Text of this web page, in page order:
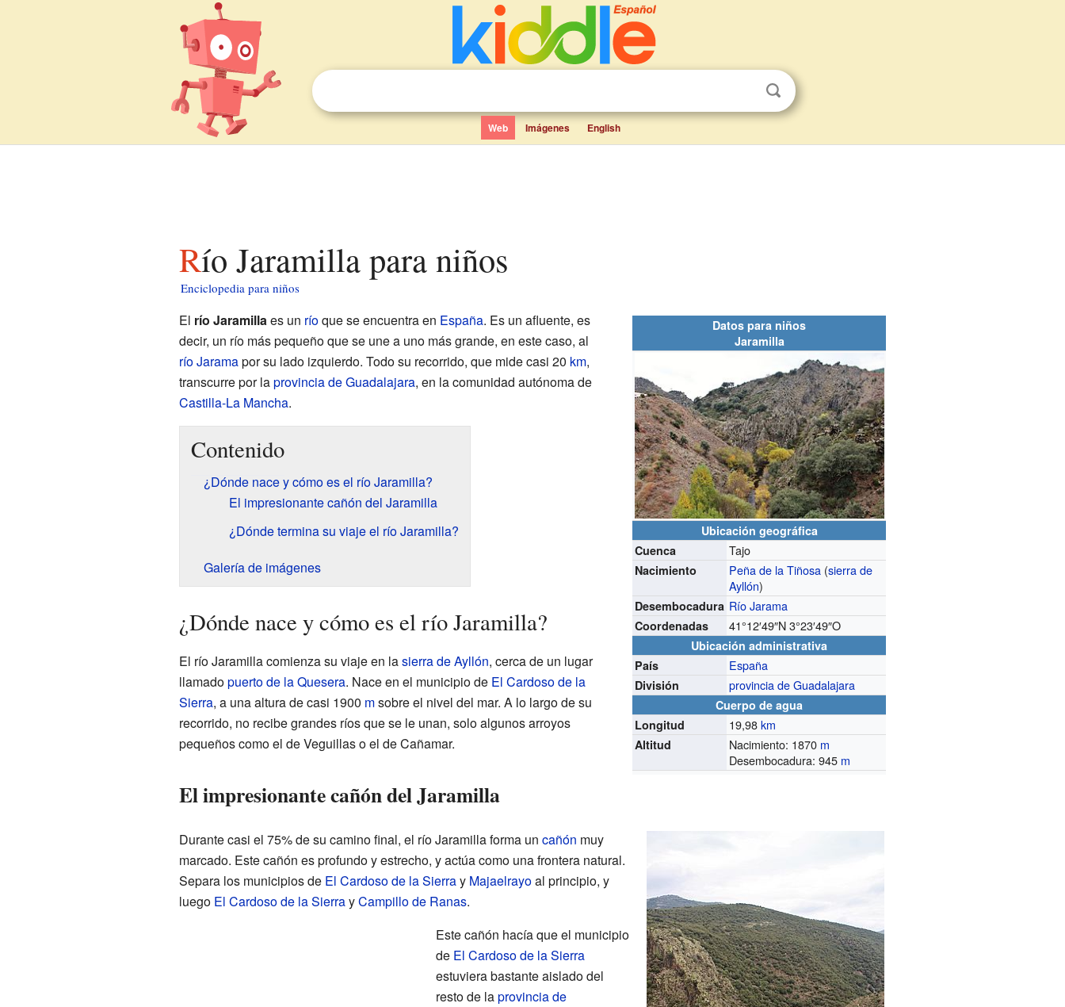
Web Imágenes English
Río Jaramilla para niños
Enciclopedia para niños
Datos para niños
Jaramilla
Ubicación geográfica
Cuenca
Tajo
Nacimiento Peña de la Tiñosa (sierra de
Ayllón)
Desembocadura Río Jarama
Coordenadas 41°12′49″N 3°23′49″O
Ubicación administrativa
País
España
División provincia de Guadalajara
Cuerpo de agua
Longitud
19,98km
Altitud Nacimiento: 1870 m
Desembocadura: 945 m
El río Jaramillaes un ríoque se encuentra en España. Es un afluente, es
decir, un río más pequeño que se une a uno más grande, en este caso, al
río Jaramapor su lado izquierdo. Todo su recorrido, que mide casi 20 km,
transcurre por laprovincia de Guadalajara, en la comunidad autónoma de
Castilla-La Mancha.
Contenido
¿Dónde nace y cómo es el río Jaramilla?
El impresionante cañón del Jaramilla
¿Dónde termina su viaje el río Jaramilla?
Galería de imágenes
¿Dónde nace y cómo es el río Jaramilla?
El río Jaramilla comienza su viaje en lasierra de Ayllón, cerca de un lugar
llamadopuerto de la Quesera. Nace en el municipio de El Cardoso de la
Sierra, a una altura de casi 1900 msobre el nivel del mar. A lo largo de su
recorrido, no recibe grandes ríos que se le unan, solo algunos arroyos
pequeños como el de Veguillas o el de Cañamar.
El impresionante cañón del Jaramilla
Durante casi el 75% de su camino final, el río Jaramilla forma un cañón muy
marcado. Este cañón es profundo y estrecho, y actúa como una frontera natural.
Separa los municipios de El Cardoso de la Sierray Majaelrayoal principio, y
luego El Cardoso de la SierrayCampillo de Ranas.
Este cañón hacía que el municipio
de El Cardoso de la Sierra
estuviera bastante aislado del
resto de laprovincia de